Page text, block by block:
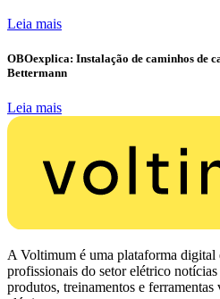
Leia mais
OBOexplica: Instalação de caminhos de
Bettermann
Leia mais
A Voltimum é uma plataforma digital
profissionais do setor elétrico
produtos, treinamentos e ferramentas